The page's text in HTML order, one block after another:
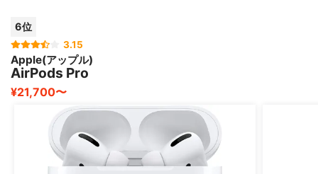
6位
3.15
Apple(アップル)
AirPods Pro
¥21,700〜